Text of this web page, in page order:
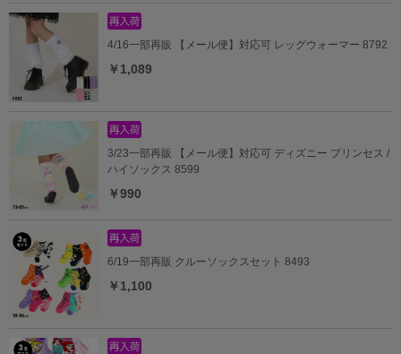
4/16一部再販 【メール便】対応可 レッグウォーマー 8792
￥1,089
3/23一部再販 【メール便】対応可 ディズニー プリンセス /
ハイソックス 8599
￥990
6/19一部再販 クルーソックスセット 8493
￥1,100